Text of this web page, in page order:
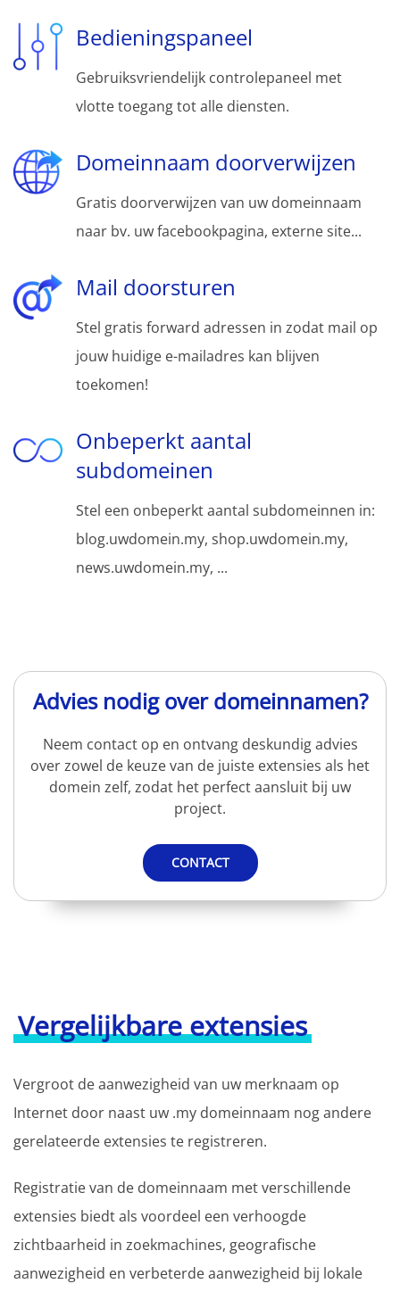
Bedieningspaneel
Gebruiksvriendelijk controlepaneel met
vlotte toegang tot alle diensten.
Domeinnaam doorverwijzen
Gratis doorverwijzen van uw domeinnaam
naar bv. uw facebookpagina, externe site...
Mail doorsturen
Stel gratis forward adressen in zodat mail op
jouw huidige e-mailadres kan blijven
toekomen!
Onbeperkt aantal
subdomeinen
Stel een onbeperkt aantal subdomeinnen in:
blog.uwdomein.my, shop.uwdomein.my,
news.uwdomein.my, ...
Advies nodig over domeinnamen?
Neem contact op en ontvang deskundig advies
over zowel de keuze van de juiste extensies als het
domein zelf, zodat het perfect aansluit bij uw
project.
CONTACT
Vergelijkbare extensies
Vergroot de aanwezigheid van uw merknaam op
Internet door naast uw .my domeinnaam nog andere
gerelateerde extensies te registreren.
Registratie van de domeinnaam met verschillende
extensies biedt als voordeel een verhoogde
zichtbaarheid in zoekmachines, geografische
aanwezigheid en verbeterde aanwezigheid bij lokale